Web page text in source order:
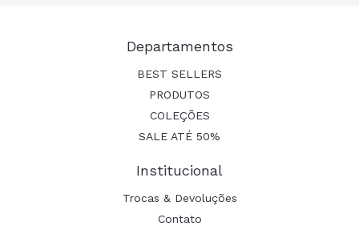
Departamentos
BEST SELLERS
PRODUTOS
COLEÇÕES
SALE ATÉ 50%
Institucional
Trocas & Devoluções
Contato